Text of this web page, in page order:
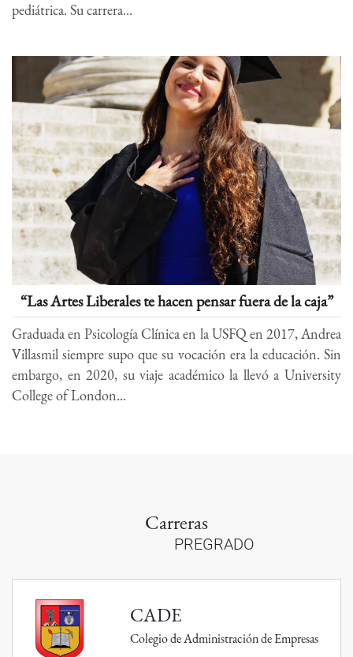
pediátrica. Su carrera...
“Las Artes Liberales te hacen pensar fuera de la caja”
Graduada en Psicología Clínica en la USFQ en 2017, Andrea
Villasmil siempre supo que su vocación era la educación. Sin
embargo, en 2020, su viaje académico la llevó a University
College of London...
Carreras
PREGRADO
CADE
Colegio de Administración de Empresas